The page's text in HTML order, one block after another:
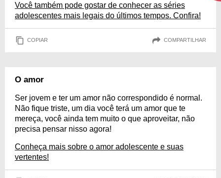
Você também pode gostar de conhecer as séries
adolescentes mais legais do últimos tempos. Confira!
COPIAR COMPARTILHAR
O amor
Ser jovem e ter um amor não correspondido é normal.
Não fique triste, um dia você terá um amor que te
mereça, você ainda tem muito o que aproveitar, não
precisa pensar nisso agora!
Conheça mais sobre o amor adolescente e suas
vertentes!